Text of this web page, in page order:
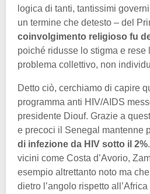
logica di tanti, tantissimi
un termine che detesto – del
coinvolgimento religioso fu
poiché ridusse lo stigma e rese
problema collettivo, non
Detto ciò, cerchiamo di capire
programma anti HIV/AIDS
presidente Diouf. Grazie a
e precoci il Senegal mantenne
di infezione da HIV sotto il 2%
vicini come Costa d’Avorio,
esempio altrettanto noto ma
dietro l’angolo rispetto